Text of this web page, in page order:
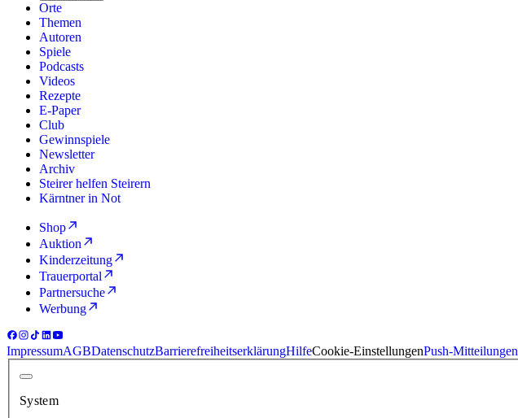
Orte
Themen
Autoren
Spiele
Podcasts
Videos
Rezepte
E-Paper
Club
Gewinnspiele
Newsletter
Archiv
Steirer helfen Steirern
Kärntner in Not
Shop
Auktion
Kinderzeitung
Trauerportal
Partnersuche
Werbung
ImpressumAGBDatenschutzBarrierefreiheitserklärungHilfeCookie-EinstellungenPush-Mitteilungen
System